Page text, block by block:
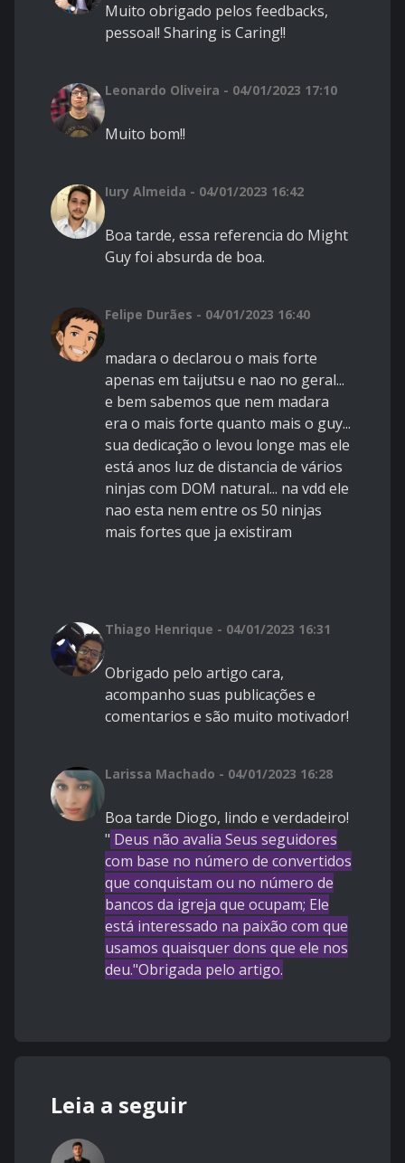
Muito obrigado pelos feedbacks,
pessoal! Sharing is Caring!!
Leonardo Oliveira - 04/01/2023 17:10
Muito bom!!
Iury Almeida - 04/01/2023 16:42
Boa tarde, essa referencia do Might
Guy foi absurda de boa.
Felipe Durães - 04/01/2023 16:40
madara o declarou o mais forte
apenas em taijutsu e nao no geral...
e bem sabemos que nem madara
era o mais forte quanto mais o guy...
sua dedicação o levou longe mas ele
está anos luz de distancia de vários
ninjas com DOM natural... na vdd ele
nao esta nem entre os 50 ninjas
mais fortes que ja existiram
Thiago Henrique - 04/01/2023 16:31
Obrigado pelo artigo cara,
acompanho suas publicações e
comentarios e são muito motivador!
Larissa Machado - 04/01/2023 16:28
Boa tarde Diogo, lindo e verdadeiro!
" Deus não avalia Seus seguidores
com base no número de convertidos
que conquistam ou no número de
bancos da igreja que ocupam; Ele
está interessado na paixão com que
usamos quaisquer dons que ele nos
deu."Obrigada pelo artigo.
Leia a seguir